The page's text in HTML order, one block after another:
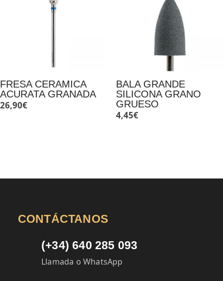
FRESA CERAMICA
ACURATA GRANADA
26,90€
BALA GRANDE
SILICONA GRANO
GRUESO
4,45€
CONTÁCTANOS
(+34) 640 285 093
Llamada o WhatsApp